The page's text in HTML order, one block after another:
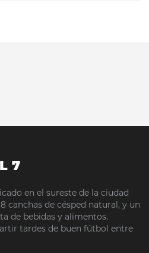
7
en el sureste de la ciudad
canchas de césped natural, y un
de bebidas y alimentos.
tardes de buen fútbol entre